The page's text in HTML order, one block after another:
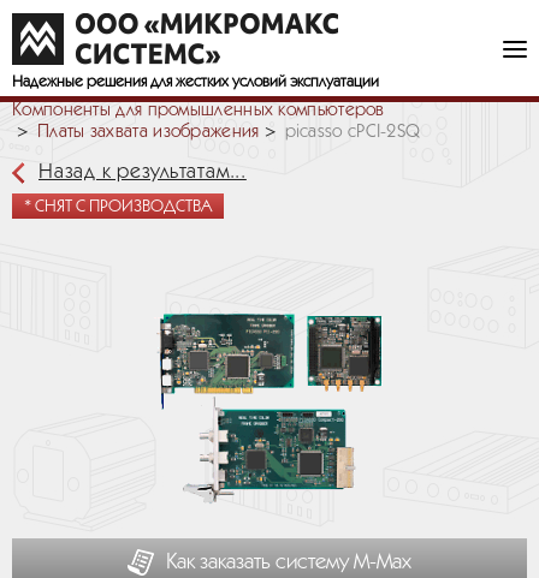
Надежные решения для жестких условий эксплуатации
Компоненты для промышленных компьютеров
Платы захвата изображения
picasso cPCI-2SQ
Назад к результатам...
* СНЯТ С ПРОИЗВОДСТВА
Как заказать систему М-Мах